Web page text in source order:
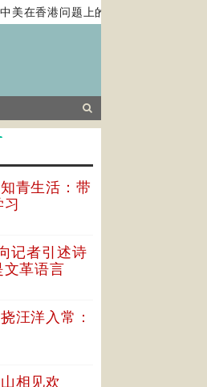
美在香港问题上的紧张关系对全球经济
青生活：带
习
记者引述诗
文革语言
汪洋入常：
相见欢